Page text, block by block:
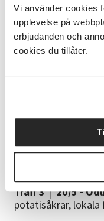
Vi använder cookies
upplevelse på
erbjudanden och
cookies du tillåter.
Möjlighet finns att
meddela detta i din
Träff 1 │ 6/5 -
sin beredskap &
Träff 2 │ 13/5 -
föreläsning med
Träff 3 │ 20/5 -
potatisåkrar, lokala